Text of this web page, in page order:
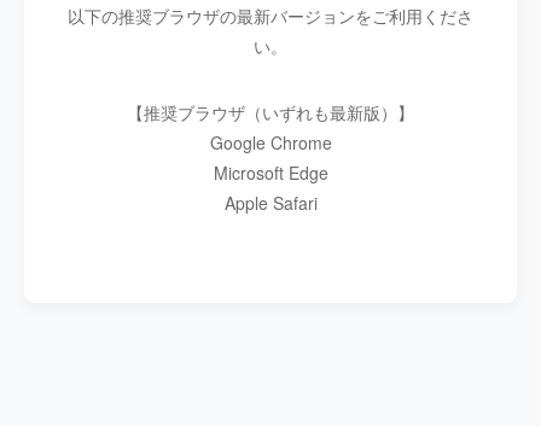
以下の推奨ブラウザの最新バージョンをご利用くださ
い。
【推奨ブラウザ（いずれも最新版）】
Google Chrome
Microsoft Edge
Apple Safari